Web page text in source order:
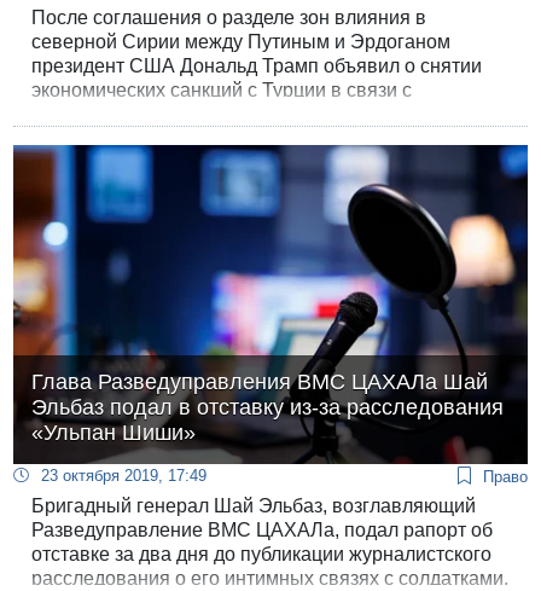
После соглашения о разделе зон влияния в
северной Сирии между Путиным и Эрдоганом
президент США Дональд Трамп объявил о снятии
экономических санкций с Турции в связи с
Глава Разведуправления ВМС ЦАХАЛа Шай
Эльбаз подал в отставку из-за расследования
«Ульпан Шиши»
23 октября 2019, 17:49 Право
Бригадный генерал Шай Эльбаз, возглавляющий
Разведуправление ВМС ЦАХАЛа, подал рапорт об
отставке за два дня до публикации журналистского
расследования о его интимных связях с солдатками,